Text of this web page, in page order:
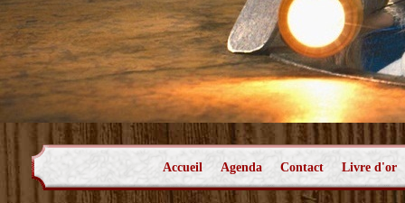
Accueil Agenda Contact Livre d'or